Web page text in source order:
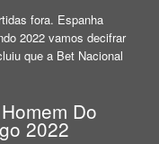
fora. Espanha
2022 vamos decifrar
que a Bet Nacional
Do
2022